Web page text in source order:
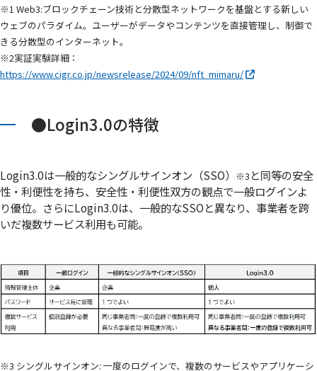
※1 Web3:ブロックチェーン技術と分散型ネットワークを基盤とする新しい
ウェブのパラダイム。ユーザーがデータやコンテンツを直接管理し、制御で
きる分散型のインターネット。
※2実証実験詳細：
https://www.cigr.co.jp/newsrelease/2024/09/nft_mimaru/
●Login3.0の特徴
Login3.0は一般的なシングルサインオン（SSO） ※3 と同等の安全
性・利便性を持ち、安全性・利便性双方の観点で一般ログインよ
り優位。さらにLogin3.0は、一般的なSSOと異なり、事業者を跨
いだ複数サービス利用も可能。
※3 シングルサインオン: 一度のログインで、複数のサービスやアプリケーシ